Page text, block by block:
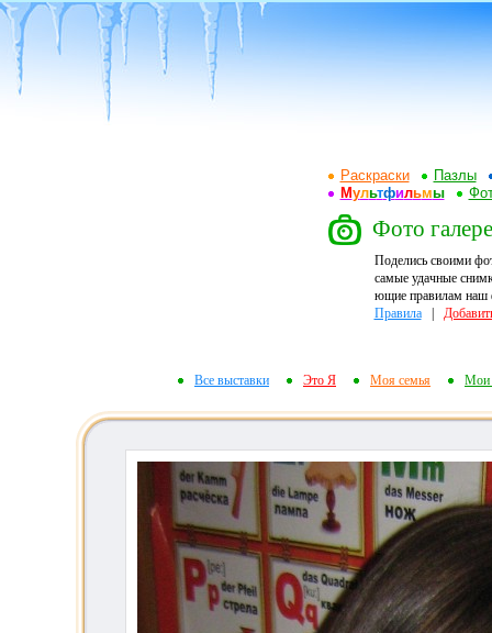
Раскраски
Пазлы
Мультфильмы
Фото
Поделись своими
самые удачные
ющие правилам наш
Правила|
Все выставки Это Я Моя семья Мои